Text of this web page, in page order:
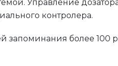
Управление
контролера.
запоминания более 100